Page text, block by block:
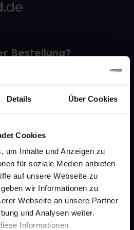
Details Über Cookies
Cookies
um Inhalte und Anzeigen zu
für soziale Medien anbieten
auf unsere Webseite zu
wir Informationen zu
Webseite an unsere Partner
und Analysen weiter.
Informationen
Bestellung?